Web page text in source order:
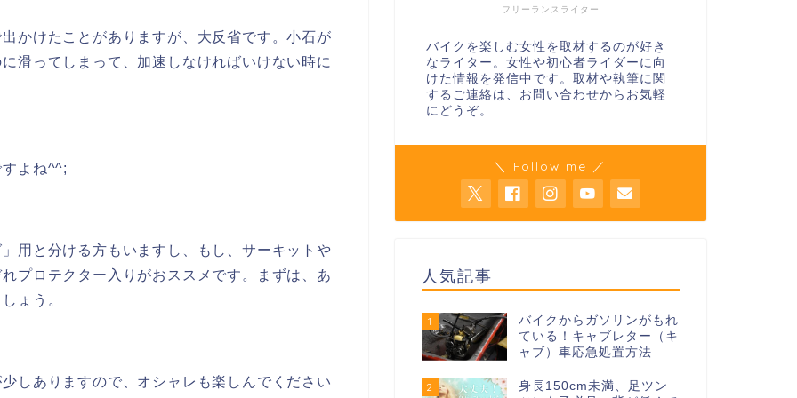
かけたことがありますが、大反省です。小石が
滑ってしまって、加速しなければいけない時に
よね^^;
用と分ける方もいますし、もし、サーキットや
プロテクター入りがおススメです。まずは、あ
ょう。
しありますので、オシャレも楽しんでください
フリーランスライター
バイクを楽しむ女性を取材するのが好き
なライター。女性や初心者ライダーに向
けた情報を発信中です。取材や執筆に関
するご連絡は、お問い合わせからお気軽
にどうぞ。
＼ Follow me ／
人気記事
1
バイクからガソリンがもれ
ている！キャブレター（キ
ャブ）車応急処置方法
2
身長150cm未満、足ツン